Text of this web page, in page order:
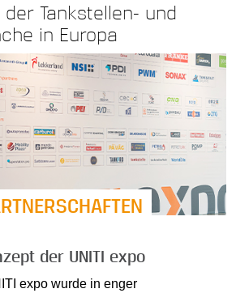
der Tankstellen- und
in Europa
der UNITI expo
expo wurde in enger